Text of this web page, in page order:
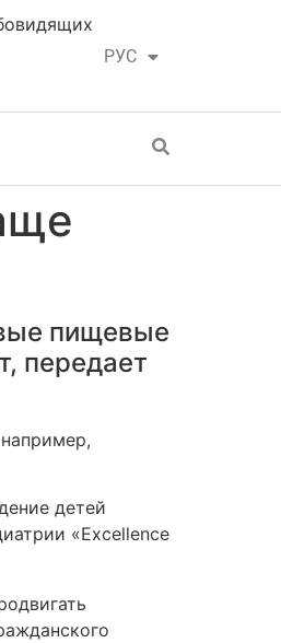
РУС
ҚАЗ
пищевые
передает
детей
«Excellence